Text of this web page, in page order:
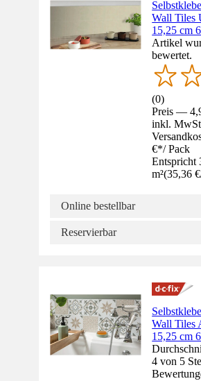
Wall Tiles
15,25 cm
Artikel
bewertet.
(0)
Preis —
inkl.
€*/ Pack
Entspricht
m²(35,36 €
Online bestellbar
Reservierbar
Wall Tiles
15,25 cm
4 von 5